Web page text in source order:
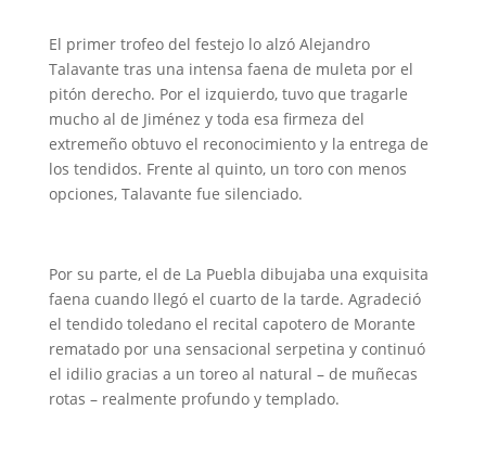
El primer trofeo del festejo lo alzó Alejandro
Talavante tras una intensa faena de muleta por el
pitón derecho. Por el izquierdo, tuvo que tragarle
mucho al de Jiménez y toda esa firmeza del
extremeño obtuvo el reconocimiento y la entrega de
los tendidos. Frente al quinto, un toro con menos
opciones, Talavante fue silenciado.
Por su parte, el de La Puebla dibujaba una exquisita
faena cuando llegó el cuarto de la tarde. Agradeció
el tendido toledano el recital capotero de Morante
rematado por una sensacional serpetina y continuó
el idilio gracias a un toreo al natural – de muñecas
rotas – realmente profundo y templado.